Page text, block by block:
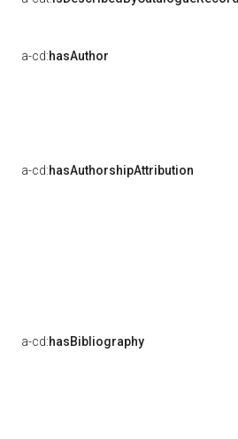
a-cd:hasAuthor
a-cd:hasAuthorshipAttribution
a-cd:hasBibliography